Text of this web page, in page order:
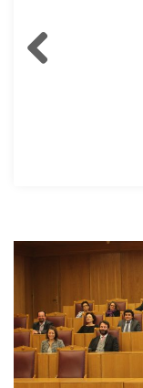
Dr ALATA